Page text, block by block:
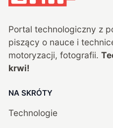
Portal technologiczny z
piszący o nauce i
motoryzacji, fotografii.
krwi!
NA SKRÓTY
Technologie